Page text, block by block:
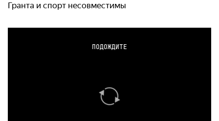
Гранта и спорт несовместимы
ПОДОЖДИТЕ